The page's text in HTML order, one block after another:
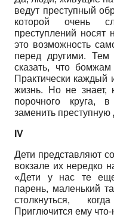
ведут преступный
которой очень
преступлений носят
это возможность
перед другими.
сказать, что
Практически каждый
жизнь. Но не знает,
порочного круга,
заменить преступную
IV
Дети представляют
вокзале их нередко
«Дети у нас те
парень, маленький
столкнуться,
Приглючится ему что-